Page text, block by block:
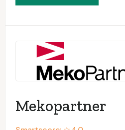
Mekopartner